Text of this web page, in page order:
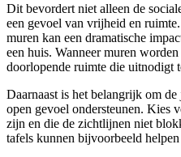
Dit bevordert niet alleen de
een gevoel van vrijheid en
muren kan een dramatische
een huis. Wanneer muren
doorlopende ruimte die uitnodigt
Daarnaast is het belangrijk om
open gevoel ondersteunen. Kies
zijn en die de zichtlijnen niet
tafels kunnen bijvoorbeeld